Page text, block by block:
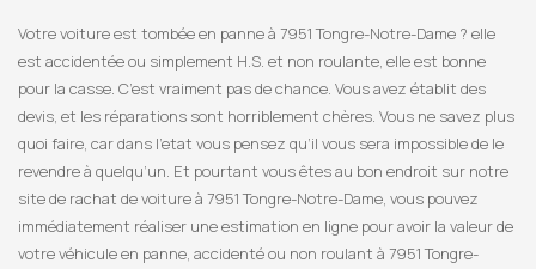
Votre voiture est tombée en panne à 7951 Tongre-Notre-Dame ? elle
est accidentée ou simplement H.S. et non roulante, elle est bonne
pour la casse. C’est vraiment pas de chance. Vous avez établit des
devis, et les réparations sont horriblement chères. Vous ne savez plus
quoi faire, car dans l’etat vous pensez qu’il vous sera impossible de le
revendre à quelqu’un. Et pourtant vous êtes au bon endroit sur notre
site de rachat de voiture à 7951 Tongre-Notre-Dame, vous pouvez
immédiatement réaliser une estimation en ligne pour avoir la valeur de
votre véhicule en panne, accidenté ou non roulant à 7951 Tongre-